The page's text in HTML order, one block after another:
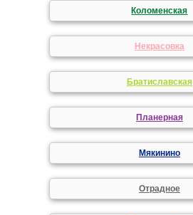
Коломенская
Некрасовка
Братиславская
Планерная
Мякинино
Отрадное